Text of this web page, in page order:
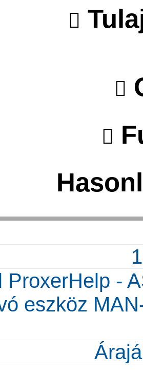
ProxerHelp -
eszköz